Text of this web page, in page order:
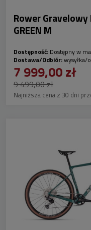
Rower Gravelowy
GREEN M
Dostępność: Dostępny w
Dostawa/Odbiór:wysyłka/
7 999,00 zł
9 499,00 zł
Najniższa cena z 30 dni